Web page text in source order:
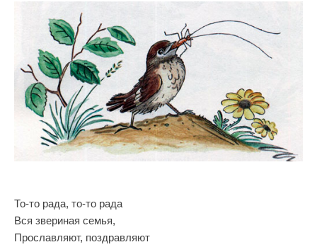
То-то рада, то-то рада
Вся звериная семья,
Прославляют, поздравляют